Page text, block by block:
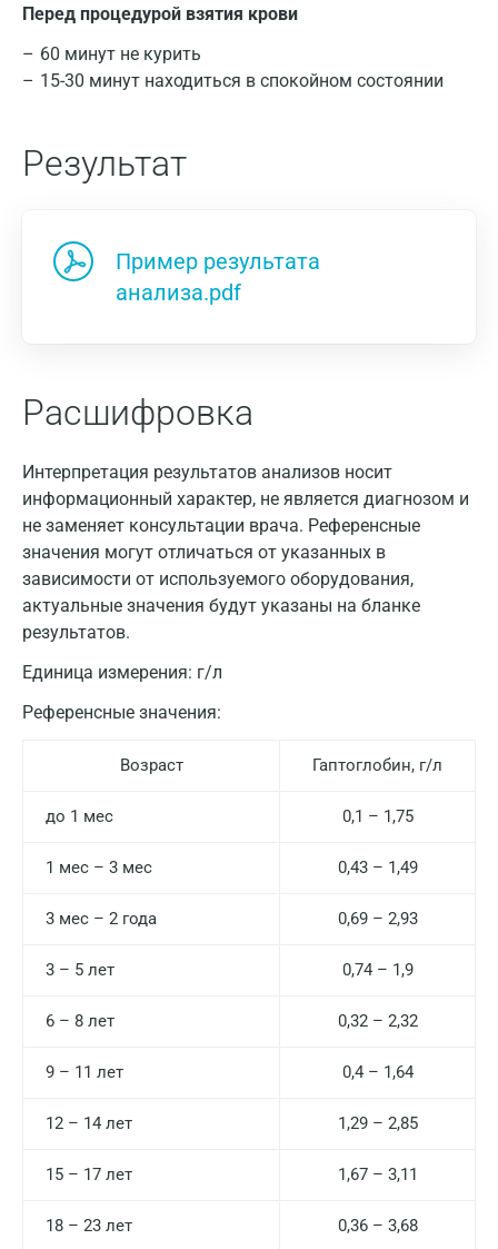
Перед процедурой взятия крови
60 минут не курить
15-30 минут находиться в спокойном состоянии
Результат
Пример результата
анализа.pdf
Расшифровка
Интерпретация результатов анализов носит
информационный характер, не является диагнозом и
не заменяет консультации врача. Референсные
значения могут отличаться от указанных в
зависимости от используемого оборудования,
актуальные значения будут указаны на бланке
результатов.
Единица измерения: г/л
Референсные значения:
Возраст Гаптоглобин, г/л
до 1 мес 0,1 – 1,75
1 мес – 3 мес 0,43 – 1,49
3 мес – 2 года 0,69 – 2,93
3 – 5 лет 0,74 – 1,9
6 – 8 лет 0,32 – 2,32
9 – 11 лет 0,4 – 1,64
12 – 14 лет 1,29 – 2,85
15 – 17 лет 1,67 – 3,11
18 – 23 лет 0,36 – 3,68